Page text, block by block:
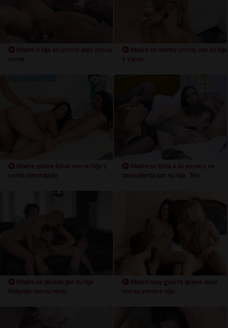
Madre e hija en un trio anal con su
yerno
Madre se monta un trio con su hija
y yerno
Madre quiere follar con su hija y
yerno aventajado
Madre se folla a su yerno y es
descubierta por su hija, Trio
Madre es pillada por su hija
follando con su novio
Madre muy guarra quiere sexo
con su yerno e hija